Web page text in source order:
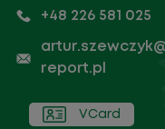
+48 226 581 025
report.pl
VCard